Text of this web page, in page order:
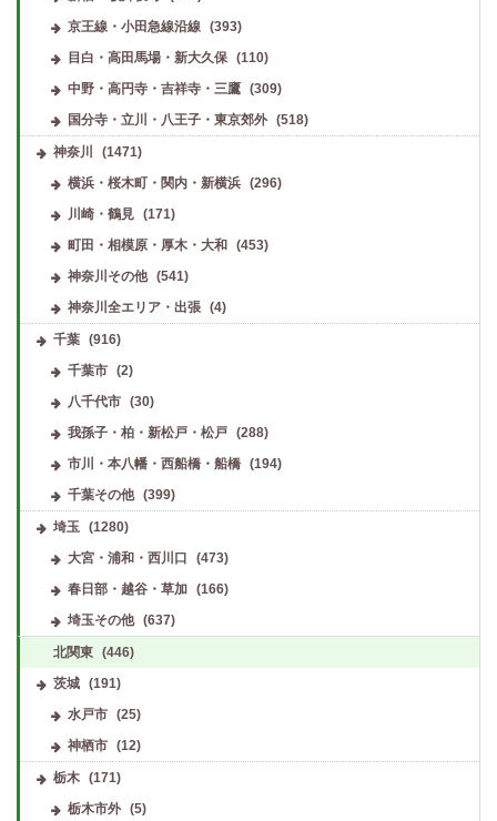
京王線・小田急線沿線
(393)
目白・高田馬場・新大久保
(110)
中野・高円寺・吉祥寺・三鷹
(309)
国分寺・立川・八王子・東京郊外
(518)
神奈川
(1471)
横浜・桜木町・関内・新横浜
(296)
川崎・鶴見
(171)
町田・相模原・厚木・大和
(453)
神奈川その他
(541)
神奈川全エリア・出張
(4)
千葉 (916)
千葉市
(2)
八千代市
(30)
我孫子・柏・新松戸・松戸
(288)
市川・本八幡・西船橋・船橋
(194)
千葉その他
(399)
埼玉
(1280)
大宮・浦和・西川口
(473)
春日部・越谷・草加
(166)
埼玉その他
(637)
北関東 (446)
茨城 (191)
水戸市
(25)
神栖市
(12)
栃木 (171)
栃木市外
(5)